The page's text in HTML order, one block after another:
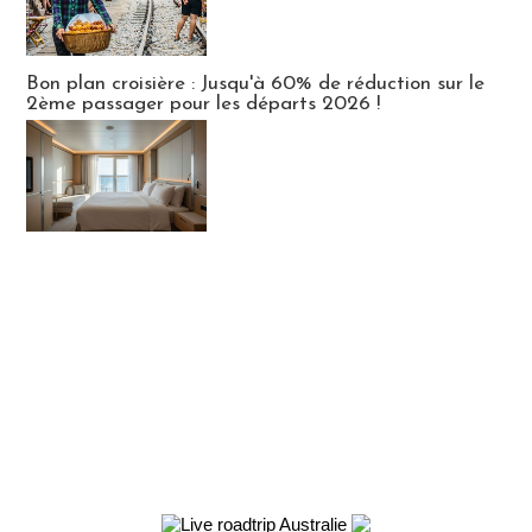
Bon plan croisière : Jusqu'à 60% de réduction sur le
2ème passager pour les départs 2026 !